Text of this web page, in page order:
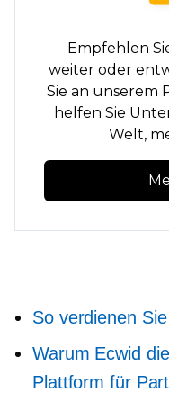
Empfehlen
weiter oder
Sie an unserem
helfen Sie
Welt,
So verdienen
Warum Ecwid
Plattform für